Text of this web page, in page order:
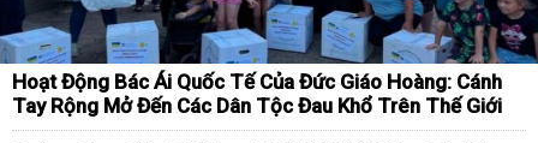
Hoạt Động Bác Ái Quốc Tế Của Đức Giáo Hoàng: Cánh
Tay Rộng Mở Đến Các Dân Tộc Đau Khổ Trên Thế Giới